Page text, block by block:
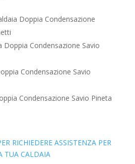
Doppia Condensazione
Doppia Condensazione Savio
Condensazione Savio
Condensazione Savio Pineta
RICHIEDERE ASSISTENZA PER
TUA CALDAIA